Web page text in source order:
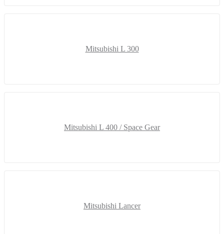
Mitsubishi L 300
Mitsubishi L 400 / Space Gear
Mitsubishi Lancer